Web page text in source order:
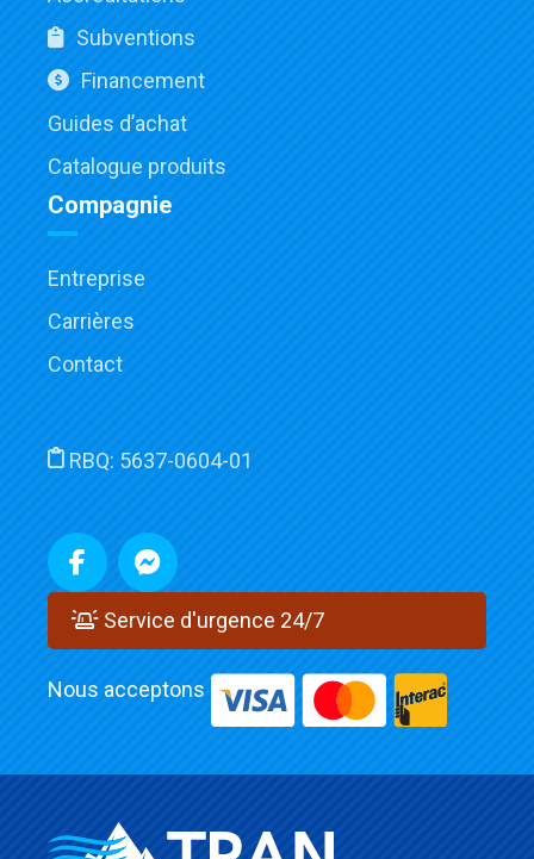
Subventions
Financement
Guides d’achat
Catalogue produits
Compagnie
Entreprise
Carrières
Contact
RBQ: 5637-0604-01
Service d'urgence 24/7
Nous acceptons